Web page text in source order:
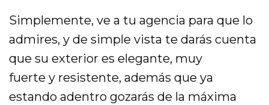
Simplemente, ve a tu agencia para que lo
admires, y de simple vista te darás cuenta
que su exterior es elegante, muy
fuerte y resistente, además que ya
estando adentro gozarás de la máxima